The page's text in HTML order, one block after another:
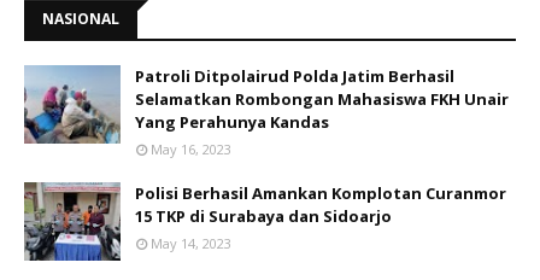
NASIONAL
Patroli Ditpolairud Polda Jatim Berhasil
Selamatkan Rombongan Mahasiswa FKH Unair
Yang Perahunya Kandas
May 16, 2023
Polisi Berhasil Amankan Komplotan Curanmor
15 TKP di Surabaya dan Sidoarjo
May 14, 2023